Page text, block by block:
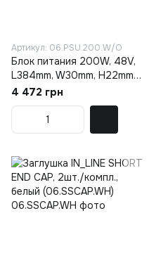
Артикул: 06.PSU.200.W/O
Блок питания 200W, 48V,
L384mm, W30mm, H22mm
(06.PSU.200.W/O)
4 472 грн